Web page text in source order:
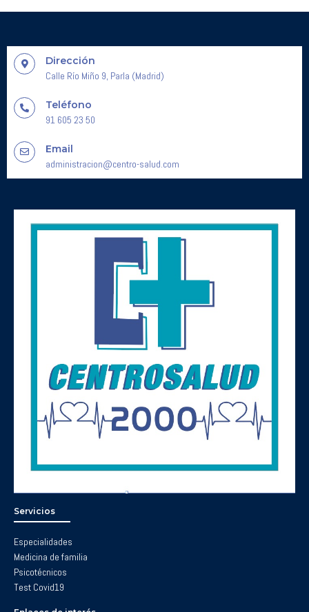
Dirección
Calle Río Miño 9, Parla (Madrid)
Teléfono
91 605 23 50
Email
administracion@centro-salud.com
Servicios
Especialidades
Medicina de familia
Psicotécnicos
Test Covid19